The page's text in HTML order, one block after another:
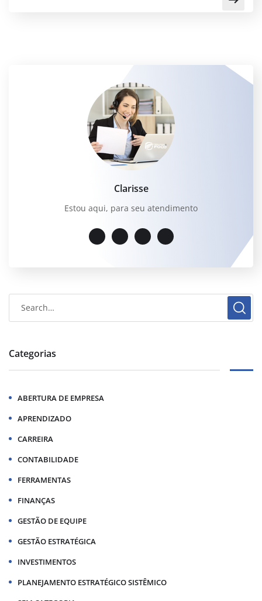
Clarisse
Estou aqui, para seu atendimento
Categorias
ABERTURA DE EMPRESA
APRENDIZADO
CARREIRA
CONTABILIDADE
FERRAMENTAS
FINANÇAS
GESTÃO DE EQUIPE
GESTÃO ESTRATÉGICA
INVESTIMENTOS
PLANEJAMENTO ESTRATÉGICO SISTÊMICO